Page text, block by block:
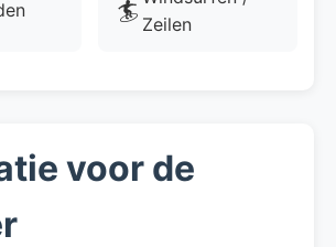
🏄 Zeilen
voor de